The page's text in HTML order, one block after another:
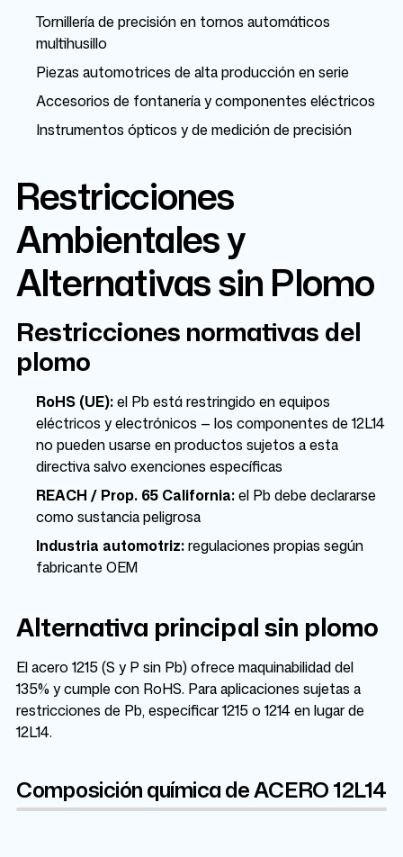
Tornillería de precisión en tornos automáticos
multihusillo
Piezas automotrices de alta producción en serie
Accesorios de fontanería y componentes eléctricos
Instrumentos ópticos y de medición de precisión
Restricciones
Ambientales y
Alternativas sin Plomo
Restricciones normativas del
plomo
RoHS (UE):el Pb está restringido en equipos
eléctricos y electrónicos — los componentes de 12L14
no pueden usarse en productos sujetos a esta
directiva salvo exenciones específicas
REACH / Prop. 65 California:el Pb debe declararse
como sustancia peligrosa
Industria automotriz:regulaciones propias según
fabricante OEM
Alternativa principal sin plomo
El acero 1215 (S y P sin Pb) ofrece maquinabilidad del
135% y cumple con RoHS. Para aplicaciones sujetas a
restricciones de Pb, especificar 1215 o 1214 en lugar de
12L14.
Composición química de ACERO 12L14